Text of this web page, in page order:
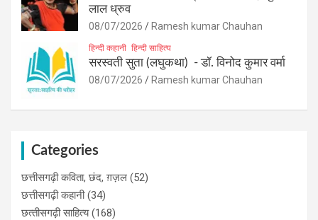
लाल ध्रुव
08/07/2026 Ramesh kumar Chauhan
हिन्दी कहानी हिन्दी साहित्य
सरस्वती सुता (लघुकथा) ​- डॉ. विनोद कुमार वर्मा
08/07/2026 Ramesh kumar Chauhan
Categories
छत्तीसगढ़ी कविता, छंद, ग़ज़ल (52)
छत्तीसगढ़ी कहानी(34)
छत्‍तीसगढ़ी साहित्‍य(168)